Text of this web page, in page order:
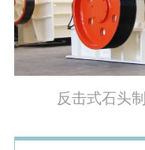
反击式石头